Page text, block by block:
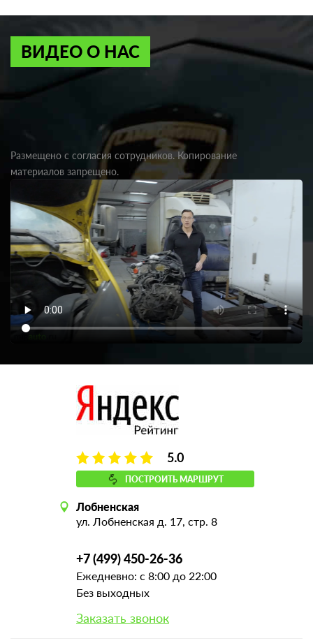
ВИДЕО О НАС
Размещено с согласия сотрудников. Копирование
материалов запрещено.
5.0
ПОСТРОИТЬ МАРШРУТ
Лобненская
ул. Лобненская д. 17, стр. 8
+7 (499) 450-26-36
Ежедневно: с 8:00 до 22:00
Без выходных
Заказать звонок